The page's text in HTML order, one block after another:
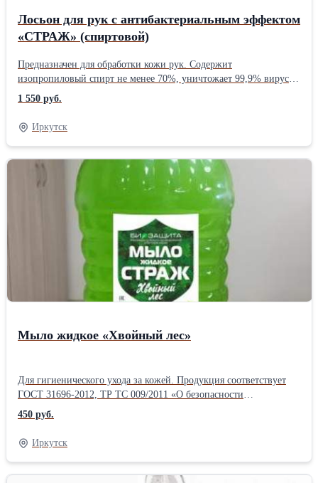
Лосьон для рук с антибактериальным эффектом
«СТРАЖ» (спиртовой)
Предназначен для обработки кожи рук. Содержит
изопропиловый спирт не менее 70%, уничтожает 99,9% вирусов
и бактерий меньше чем за 30 секунд; увлажняет и смягчает кожу,
образует пленку пролонгируя эффект на протяжении не менее 2-
х часов. Продукция соответствует ГОСТ 31679-2012. Размер
фасовки в ассортименте - от 50 мл до 20 литров.Производитель:
Собственное производство
1 550 руб.
Иркутск
Мыло жидкое «Хвойный лес»
Для гигиенического ухода за кожей. Продукция соответствует
ГОСТ 31696-2012, ТР ТС 009/2011 «О безопасности
парфюмерно-косметической продукции». Продукт
биоразлагаем. Размер фасовки в ассортименте - от 100 мл до 20
литров.Производитель: Собственное производство
450 руб.
Иркутск